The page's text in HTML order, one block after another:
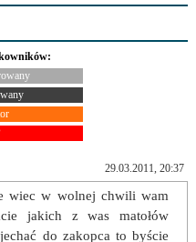
29.03.2011, 20:37
wiec w wolnej chwili wam
jakich z was matołów
do zakopca to byście